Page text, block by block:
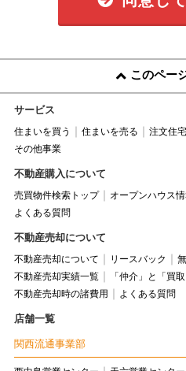
このペー
サービス
住まいを買う 住まいを売る 注文住宅
その他事業
不動産購入について
売買物件検索トップ オープンハウス
よくある質問
不動産売却について
不動産売却について リースバック
不動産売却実績一覧
「仲介」と「買
不動産売却時の諸費用
よくある質問
店舗一覧
関西流通事業部